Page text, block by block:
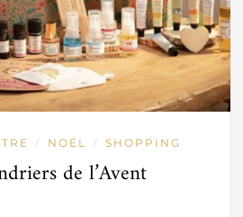
/ NOËL / SHOPPING
de l’Avent